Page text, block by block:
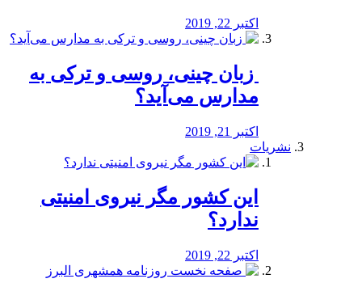
اکتبر 22, 2019
️ زبان چینی، روسی و ترکی به
مدارس می‌آید؟
اکتبر 21, 2019
نشریات
این کشور مگر نیروی امنیتی
ندارد؟
اکتبر 22, 2019